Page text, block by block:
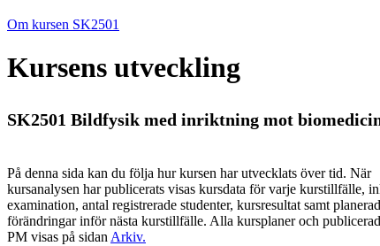
Om kursen SK2501
Kursens utveckling
SK2501 Bildfysik med inriktning mot
På denna sida kan du följa hur kursen har utvecklats över tid. När
kursanalysen har publicerats visas kursdata för varje kurstillfälle,
examination, antal registrerade studenter, kursresultat samt
förändringar inför nästa kurstillfälle. Alla kursplaner och
PM visas på sidan Arkiv.